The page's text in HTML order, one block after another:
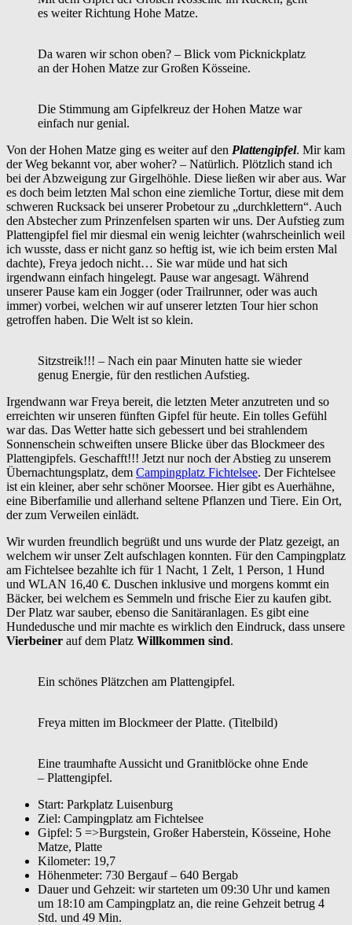
es weiter Richtung Hohe Matze.
Da waren wir schon oben? – Blick vom Picknickplatz
an der Hohen Matze zur Großen Kösseine.
Die Stimmung am Gipfelkreuz der Hohen Matze war
einfach nur genial.
Von der Hohen Matze ging es weiter auf den Plattengipfel. Mir kam
der Weg bekannt vor, aber woher? – Natürlich. Plötzlich stand ich
bei der Abzweigung zur Girgelhöhle. Diese ließen wir aber aus. War
es doch beim letzten Mal schon eine ziemliche Tortur, diese mit dem
schweren Rucksack bei unserer Probetour zu „durchklettern“. Auch
den Abstecher zum Prinzenfelsen sparten wir uns. Der Aufstieg zum
Plattengipfel fiel mir diesmal ein wenig leichter (wahrscheinlich weil
ich wusste, dass er nicht ganz so heftig ist, wie ich beim ersten Mal
dachte), Freya jedoch nicht… Sie war müde und hat sich
irgendwann einfach hingelegt. Pause war angesagt. Während
unserer Pause kam ein Jogger (oder Trailrunner, oder was auch
immer) vorbei, welchen wir auf unserer letzten Tour hier schon
getroffen haben. Die Welt ist so klein.
Sitzstreik!!! – Nach ein paar Minuten hatte sie wieder
genug Energie, für den restlichen Aufstieg.
Irgendwann war Freya bereit, die letzten Meter anzutreten und so
erreichten wir unseren fünften Gipfel für heute. Ein tolles Gefühl
war das. Das Wetter hatte sich gebessert und bei strahlendem
Sonnenschein schweiften unsere Blicke über das Blockmeer des
Plattengipfels. Geschafft!!! Jetzt nur noch der Abstieg zu unserem
Übernachtungsplatz, dem Campingplatz Fichtelsee. Der Fichtelsee
ist ein kleiner, aber sehr schöner Moorsee. Hier gibt es Auerhähne,
eine Biberfamilie und allerhand seltene Pflanzen und Tiere. Ein Ort,
der zum Verweilen einlädt.
Wir wurden freundlich begrüßt und uns wurde der Platz gezeigt, an
welchem wir unser Zelt aufschlagen konnten. Für den Campingplatz
am Fichtelsee bezahlte ich für 1 Nacht, 1 Zelt, 1 Person, 1 Hund
und WLAN 16,40 €. Duschen inklusive und morgens kommt ein
Bäcker, bei welchem es Semmeln und frische Eier zu kaufen gibt.
Der Platz war sauber, ebenso die Sanitäranlagen. Es gibt eine
Hundedusche und mir machte es wirklich den Eindruck, dass unsere
Vierbeiner auf dem Platz Willkommen sind.
Ein schönes Plätzchen am Plattengipfel.
Freya mitten im Blockmeer der Platte. (Titelbild)
Eine traumhafte Aussicht und Granitblöcke ohne Ende
– Plattengipfel.
Start: Parkplatz Luisenburg
Ziel: Campingplatz am Fichtelsee
Gipfel: 5 =>Burgstein, Großer Haberstein, Kösseine, Hohe
Matze, Platte
Kilometer: 19,7
Höhenmeter: 730 Bergauf – 640 Bergab
Dauer und Gehzeit: wir starteten um 09:30 Uhr und kamen
um 18:10 am Campingplatz an, die reine Gehzeit betrug 4
Std. und 49 Min.